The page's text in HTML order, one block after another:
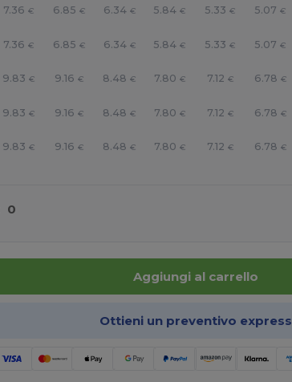
7.36 € 6.85 € 6.34 € 5.84 € 5.33 € 5.07 €
7.36 € 6.85 € 6.34 € 5.84 € 5.33 € 5.07 €
9.83 € 9.16 € 8.48 € 7.80 € 7.12 € 6.78 €
9.83 € 9.16 € 8.48 € 7.80 € 7.12 € 6.78 €
9.83 € 9.16 € 8.48 € 7.80 € 7.12 € 6.78 €
0
Aggiungi al carrello
Ottieni un preventivo express